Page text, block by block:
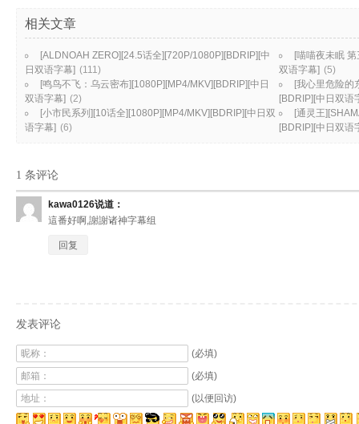
相关文章
[ALDNOAH ZERO][24.5话全][720P/1080P][BDRIP][中
日双语字幕] (111)
[喵喵夜未眠
双语字幕] (5)
[鸣鸟不飞：乌云密布][1080P][MP4/MKV][BDRIP][中日
双语字幕] (2)
[我心里危险的
[BDRIP][中日双语
[小市民系列][10话全][1080P][MP4/MKV][BDRIP][中日双
语字幕] (6)
[通灵王
[BDRIP][中日双语
1 条评论
kawa0126说道：
這番好啊,謝謝诸神字幕组
回复
发表评论
昵称：
(必填)
邮箱：
(必填)
地址：
(以便回访)